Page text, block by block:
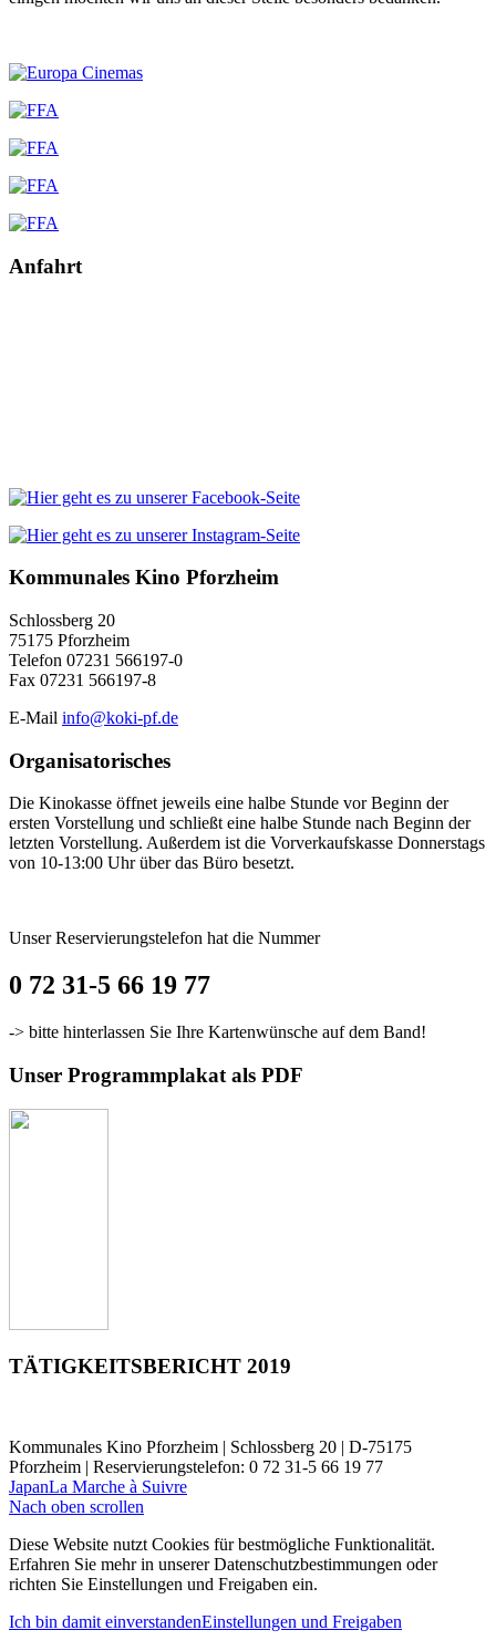
Anfahrt
Kommunales Kino Pforzheim
Schlossberg 20
75175 Pforzheim
Telefon 07231 566197-0
Fax 07231 566197-8
E-Mail info@koki-pf.de
Organisatorisches
Die Kinokasse öffnet jeweils eine halbe Stunde vor Beginn der
ersten Vorstellung und schließt eine halbe Stunde nach Beginn der
letzten Vorstellung. Außerdem ist die Vorverkaufskasse Donnerstags
von 10-13:00 Uhr über das Büro besetzt.
Unser Reservierungstelefon hat die Nummer
0 72 31-5 66 19 77
-> bitte hinterlassen Sie Ihre Kartenwünsche auf dem Band!
Unser Programmplakat als PDF
TÄTIGKEITSBERICHT 2019
Kommunales Kino Pforzheim | Schlossberg 20 | D-75175
Pforzheim | Reservierungstelefon: 0 72 31-5 66 19 77
JapanLa Marche à Suivre
Nach oben scrollen
Diese Website nutzt Cookies für bestmögliche Funktionalität.
Erfahren Sie mehr in unserer Datenschutzbestimmungen oder
richten Sie Einstellungen und Freigaben ein.
Ich bin damit einverstandenEinstellungen und Freigaben